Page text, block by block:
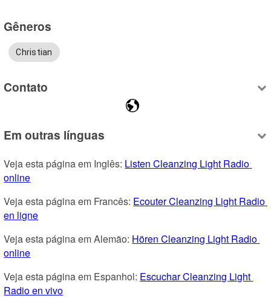
Gêneros
Christian
Contato
Em outras línguas
Veja esta página em Inglês: Listen Cleanzing Light Radio
online
Veja esta página em Francês: Ecouter Cleanzing Light Radio
en ligne
Veja esta página em Alemão: Hören Cleanzing Light Radio
online
Veja esta página em Espanhol: Escuchar Cleanzing Light
Radio en vivo